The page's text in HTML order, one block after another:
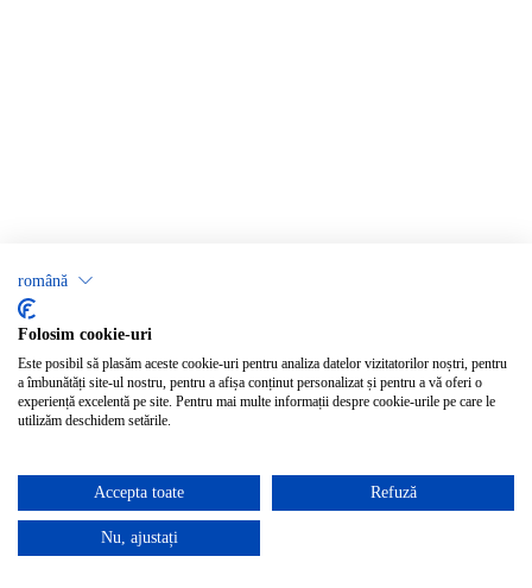
română
Folosim cookie-uri
Este posibil să plasăm aceste cookie-uri pentru analiza datelor vizitatorilor noștri, pentru
a îmbunătăți site-ul nostru, pentru a afișa conținut personalizat și pentru a vă oferi o
experiență excelentă pe site. Pentru mai multe informații despre cookie-urile pe care le
utilizăm deschidem setările.
Accepta toate Refuză
Nu, ajustați